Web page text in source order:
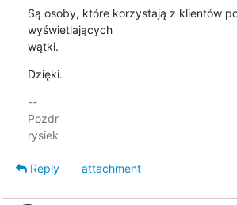
Są osoby, które korzystają z klientów
wyświetlających
wątki.
Dzięki.
--
Pozdr
Reply
attachment